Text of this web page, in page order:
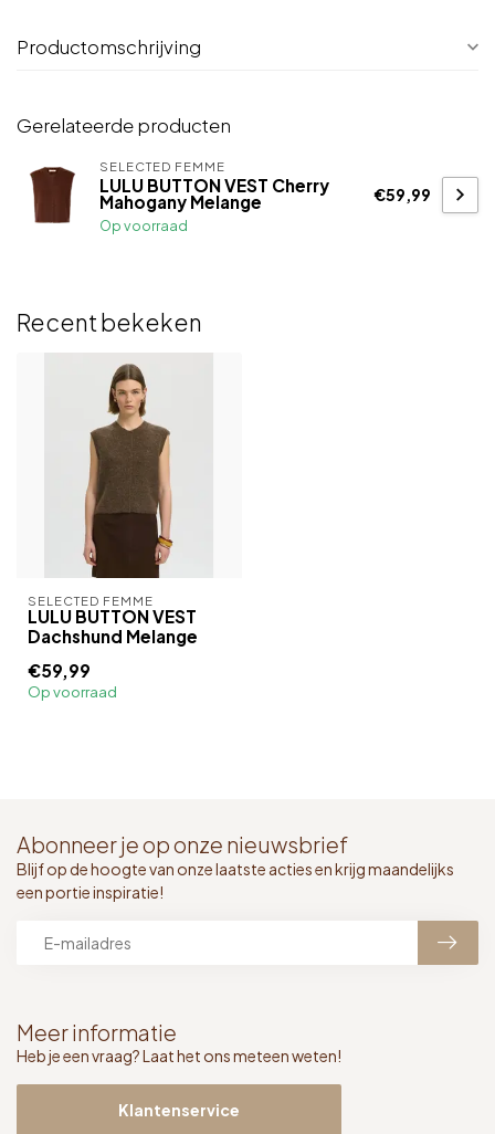
Productomschrijving
Gerelateerde producten
SELECTED FEMME
LULU BUTTON VEST Cherry
Mahogany Melange
Op voorraad
€59,99
Recent bekeken
SELECTED FEMME
LULU BUTTON VEST
Dachshund Melange
€59,99
Op voorraad
Meer informatie
Heb je een vraag? Laat het ons meteen weten!
Klantenservice
Abonneer je op onze nieuwsbrief
Blijf op de hoogte van onze laatste acties en krijg maandelijks
een portie inspiratie!